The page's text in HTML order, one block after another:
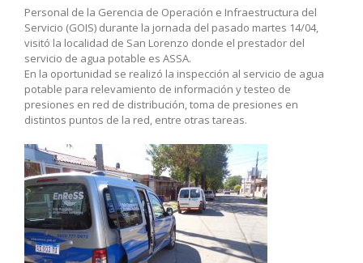
Personal de la Gerencia de Operación e Infraestructura del
Servicio (GOIS) durante la jornada del pasado martes 14/04,
visitó la localidad de San Lorenzo donde el prestador del
servicio de agua potable es ASSA.
En la oportunidad se realizó la inspección al servicio de agua
potable para relevamiento de información y testeo de
presiones en red de distribución, toma de presiones en
distintos puntos de la red, entre otras tareas.